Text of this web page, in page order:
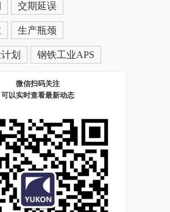
交期延误
生产瓶颈
划 钢铁工业APS
微信扫码关注
可以实时查看最新动态